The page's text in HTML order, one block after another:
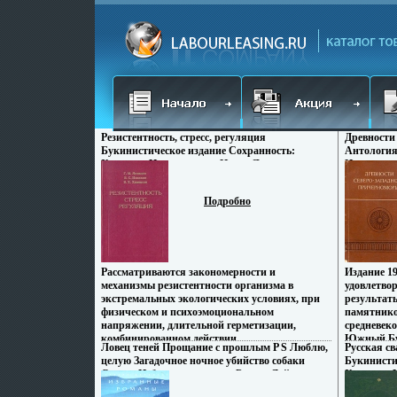
Резистентность, стресс, регуляция
Букинистическое издание Сохранность:
Хорошая Издательство: Наука Ленинградское
отделение, 1990 г Твердый переплет, 238 стр
ISBN 5-02-025910-1 Тираж: 4800 экз Формат:
60x90/16 (~145х217 мм) инфо 12140x.
Подробно
Рассматриваются закономерности и
механизмы резистентности организма в
экстремальных экологических условиях, при
физическом и психоэмоциональном
напряжении, длительной герметизации,
комбинированном действии
небвббшблагоприятных факторов
Анализируются изменения состояния
резистентности при травмах, ожогах и
отморожениях Обсуждаются патогенетические
Ловец теней Прощание с прошлым P S Люблю,
целую Загадочное ночное убийство собаки
Серия: Избранные романы Ридерз Дайджест
инфо 1498y.
обложка,
60x90/16
Издание
Южный
методики
степях,
племен,
Русская
Хорошая